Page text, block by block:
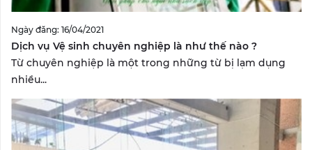
Ngày đăng: 16/04/2021
Dịch vụ Vệ sinh chuyên nghiệp là như thế nào ?
Từ chuyên nghiệp là một trong những từ bị lạm dụng
nhiều...